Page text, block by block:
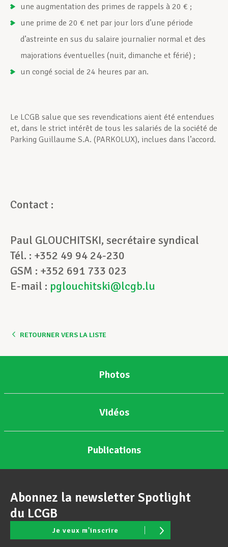
une augmentation des primes de rappels à 20 € ;
une prime de 20 € net par jour lors d’une période
d’astreinte en sus du salaire journalier normal et des
majorations éventuelles (nuit, dimanche et férié) ;
un congé social de 24 heures par an.
Le LCGB salue que ses revendications aient été entendues
et, dans le strict intérêt de tous les salariés de la société de
Parking Guillaume S.A. (PARKOLUX), inclues dans l’accord.
Contact :
Paul GLOUCHITSKI, secrétaire syndical
Tél. : +352 49 94 24-230
GSM : +352 691 733 023
E-mail : pglouchitski@lcgb.lu
RETOURNER VERS LA LISTE
Photos
Vidéos
Publications
Abonnez la newsletter Spotlight
du LCGB
Je veux m'inscrire